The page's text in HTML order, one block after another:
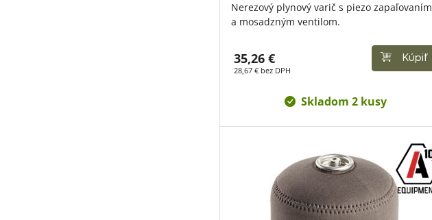
Nerezový plynový varič s piezo zapaľovaním
a mosadzným ventilom.
35,26 €
28,67 € bez DPH
Kúpiť
Skladom 2 kusy